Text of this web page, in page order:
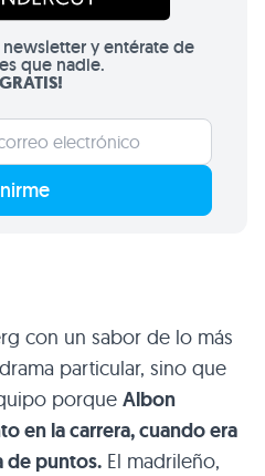
y entérate de
que nadie.
con un sabor de lo más
particular, sino que
porque Albon
en la carrera, cuando era
de puntos. El madrileño,